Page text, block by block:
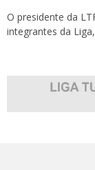
O presidente da
integrantes da